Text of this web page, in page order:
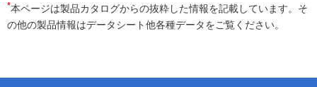
*本ページは製品カタログからの抜粋した情報を記載しています。そ
の他の製品情報はデータシート他各種データをご覧ください。